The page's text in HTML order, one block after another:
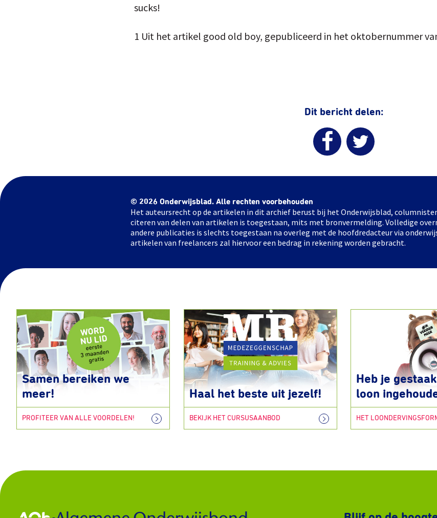
sucks!
1 Uit het artikel good old boy, gepubliceerd in het oktobernummer
Dit bericht delen:
© 2026 Onderwijsblad. Alle rechten voorbehouden
Het auteursrecht op de artikelen in dit archief berust bij het Onderwijsblad,
citeren van delen van artikelen is toegestaan, mits met bronvermelding. Volledige
andere publicaties is slechts toegestaan na overleg met de hoofdredacteur via
artikelen van freelancers zal hiervoor een bedrag in rekening worden gebracht.
Samen bereiken we
meer!
PROFITEER VAN ALLE VOORDELEN!
Haal het beste uit jezelf!
BEKIJK HET CURSUSAANBOD
Heb je
loon
HET